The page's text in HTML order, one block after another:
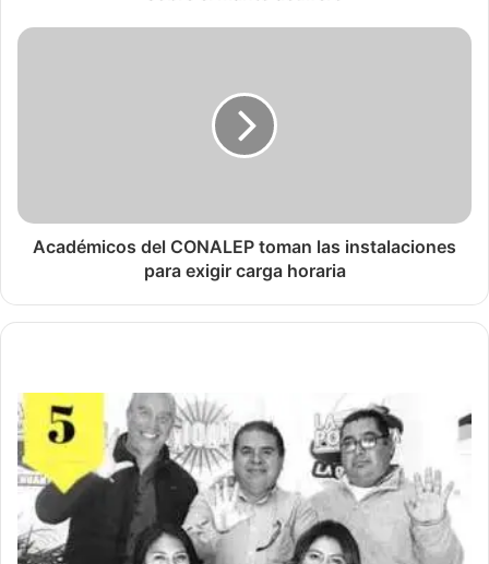
Académicos del CONALEP toman las instalaciones
para exigir carga horaria